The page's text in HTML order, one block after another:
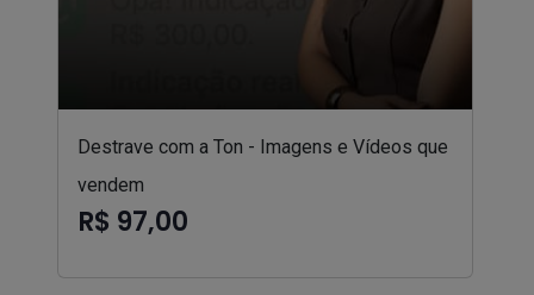
Destrave com a Ton - Imagens e Vídeos que
vendem
R$ 97,00